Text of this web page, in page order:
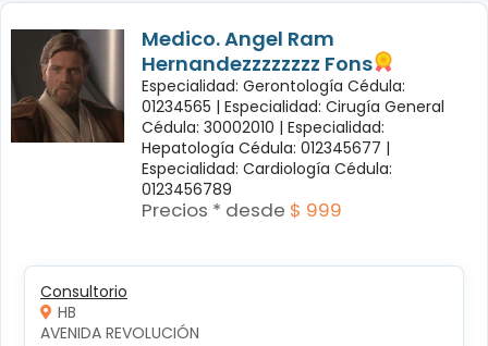
Medico. Angel Ram
Hernandezzzzzzzz Fons
Especialidad: Gerontología Cédula:
01234565 | Especialidad: Cirugía General
Cédula: 30002010 | Especialidad:
Hepatología Cédula: 012345677 |
Especialidad: Cardiología Cédula:
0123456789
Precios * desde $ 999
Consultorio
HB
AVENIDA REVOLUCIÓN